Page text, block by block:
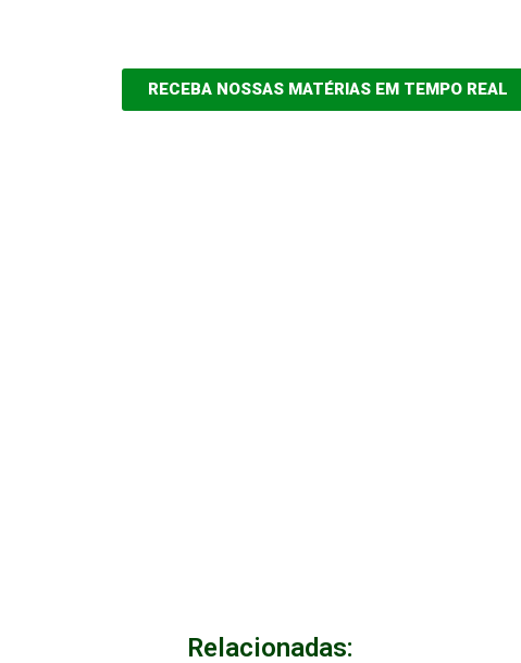
RECEBA NOSSAS MATÉRIAS EM TEMPO REAL
Relacionadas: